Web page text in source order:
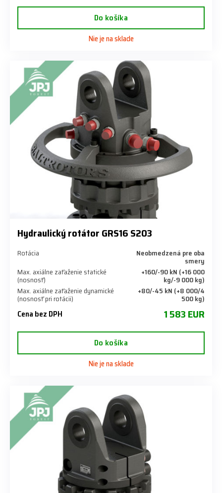
Do košíka
Nie je na sklade
Hydraulický rotátor GRS16 S203
Rotácia Neobmedzená pre oba
smery
Max. axiálne zaťaženie statické
(nosnosť)
+160/-90 kN (+16 000
kg/-9 000 kg)
Max. axiálne zaťaženie dynamické
(nosnosť pri rotácii)
+80/-45 kN (+8 000/4
500 kg)
Cena bez DPH 1 583 EUR
Do košíka
Nie je na sklade